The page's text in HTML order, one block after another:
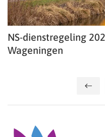
NS-dienstregeling
Wageningen